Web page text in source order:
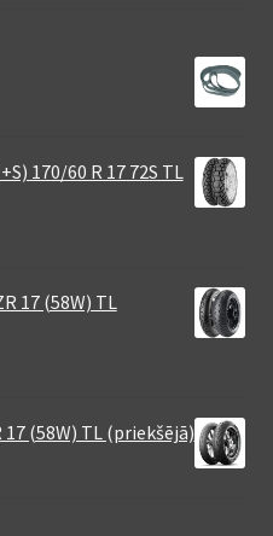
170/60 R 17 72S TL
17 (58W) TL
17 (58W) TL (priekšējā)